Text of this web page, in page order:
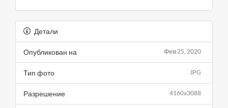
Детали
Фев 25, 2020
Опубликован на
JPG
Тип фото
4160x3088
Разрешение